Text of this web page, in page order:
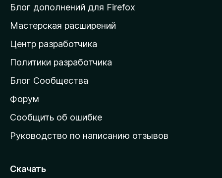
и
а
д
о
а
ш
н
ю
т
Блог дополнений для Firefox
Мастерская расширений
Центр разработчика
Политики разработчика
Блог Сообщества
Форум
Сообщить об ошибке
Руководство по написанию отзывов
Скачать